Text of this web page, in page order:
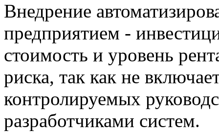
Внедрение
предприятием -
стоимость и уровень
риска, так как не
контролируемых
разработчиками систем.